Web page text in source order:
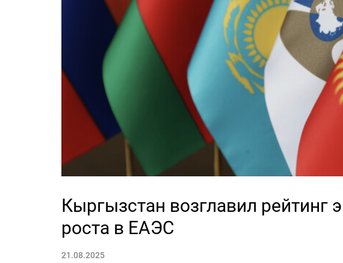
Кыргызстан возглавил рейтинг
роста в ЕАЭС
21.08.2025